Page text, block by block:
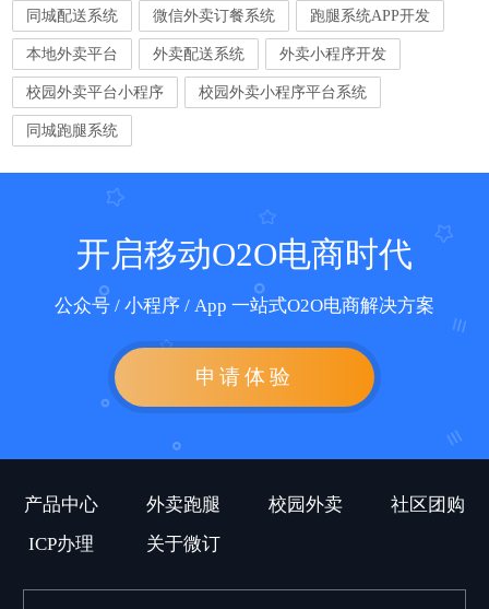
同城配送系统 微信外卖订餐系统 跑腿系统APP开发
本地外卖平台 外卖配送系统 外卖小程序开发
校园外卖平台小程序 校园外卖小程序平台系统
同城跑腿系统
开启移动O2O电商时代
公众号 / 小程序 / App 一站式O2O电商解决方案
申请体验
产品中心 外卖跑腿 校园外卖
社区团购
ICP办理
关于微订